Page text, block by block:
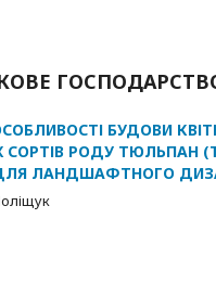
БУДОВИ
РОДУ ТЮЛЬПАН
ДЛЯ ЛАНДШАФТНОГО